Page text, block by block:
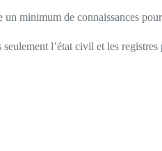
minimum de connaissances
l’état civil et les